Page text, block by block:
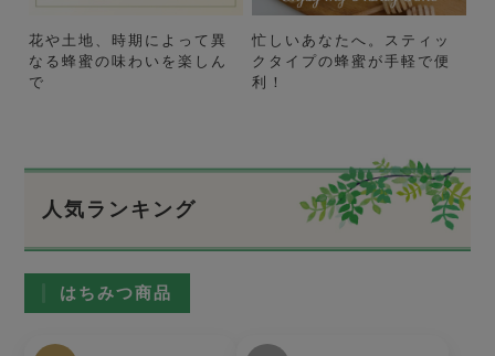
花や土地、時期によって異
なる蜂蜜の味わいを楽しん
で
忙しいあなたへ。スティッ
クタイプの蜂蜜が手軽で便
利！
人気ランキング
はちみつ商品